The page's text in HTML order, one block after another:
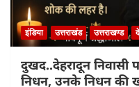
इंडिया उत्तराखंड उत्तराखण्ड
दुखद..देहरादून निवासी
निधन, उनके निधन की